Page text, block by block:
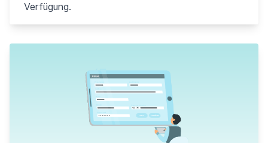
Verfügung.